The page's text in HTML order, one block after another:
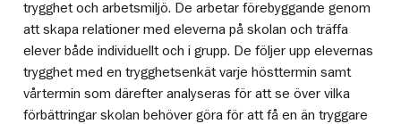
trygghet och arbetsmiljö. De arbetar förebyggande genom
att skapa relationer med eleverna på skolan och träffa
elever både individuellt och i grupp. De följer upp elevernas
trygghet med en trygghetsenkät varje hösttermin samt
vårtermin som därefter analyseras för att se över vilka
förbättringar skolan behöver göra för att få en än tryggare